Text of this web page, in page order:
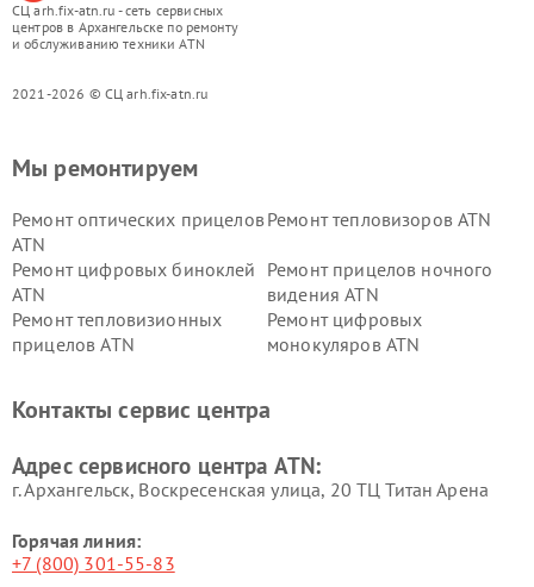
СЦ arh.fix-atn.ru - сеть сервисных
центров в Архангельске по ремонту
и обслуживанию техники ATN
2021-2026 © СЦ arh.fix-atn.ru
Мы ремонтируем
Ремонт оптических прицелов
ATN
Ремонт тепловизоров ATN
Ремонт цифровых биноклей
ATN
Ремонт прицелов ночного
видения ATN
Ремонт тепловизионных
прицелов ATN
Ремонт цифровых
монокуляров ATN
Контакты сервис центра
Адрес сервисного центра ATN:
г. Архангельск, Воскресенская улица, 20 ТЦ Титан Арена
Горячая линия:
+7 (800) 301-55-83